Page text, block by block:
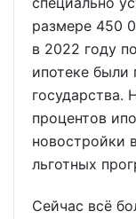
размере 450
в 2022 году
ипотеке были
государства.
процентов
новостройки
льготных
Сейчас всё